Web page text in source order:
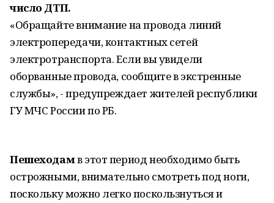
число ДТП.
«Обращайте внимание на провода линий
электропередачи, контактных сетей
электротранспорта. Если вы увидели
оборванные провода, сообщите в экстренные
службы», - предупреждает жителей республики
ГУ МЧС России по РБ.
Пешеходамв этот период необходимо быть
острожными, внимательно смотреть под ноги,
поскольку можно легко поскользнуться и